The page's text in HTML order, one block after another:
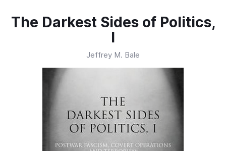
The Darkest Sides of Politics,
I
Jeffrey M. Bale